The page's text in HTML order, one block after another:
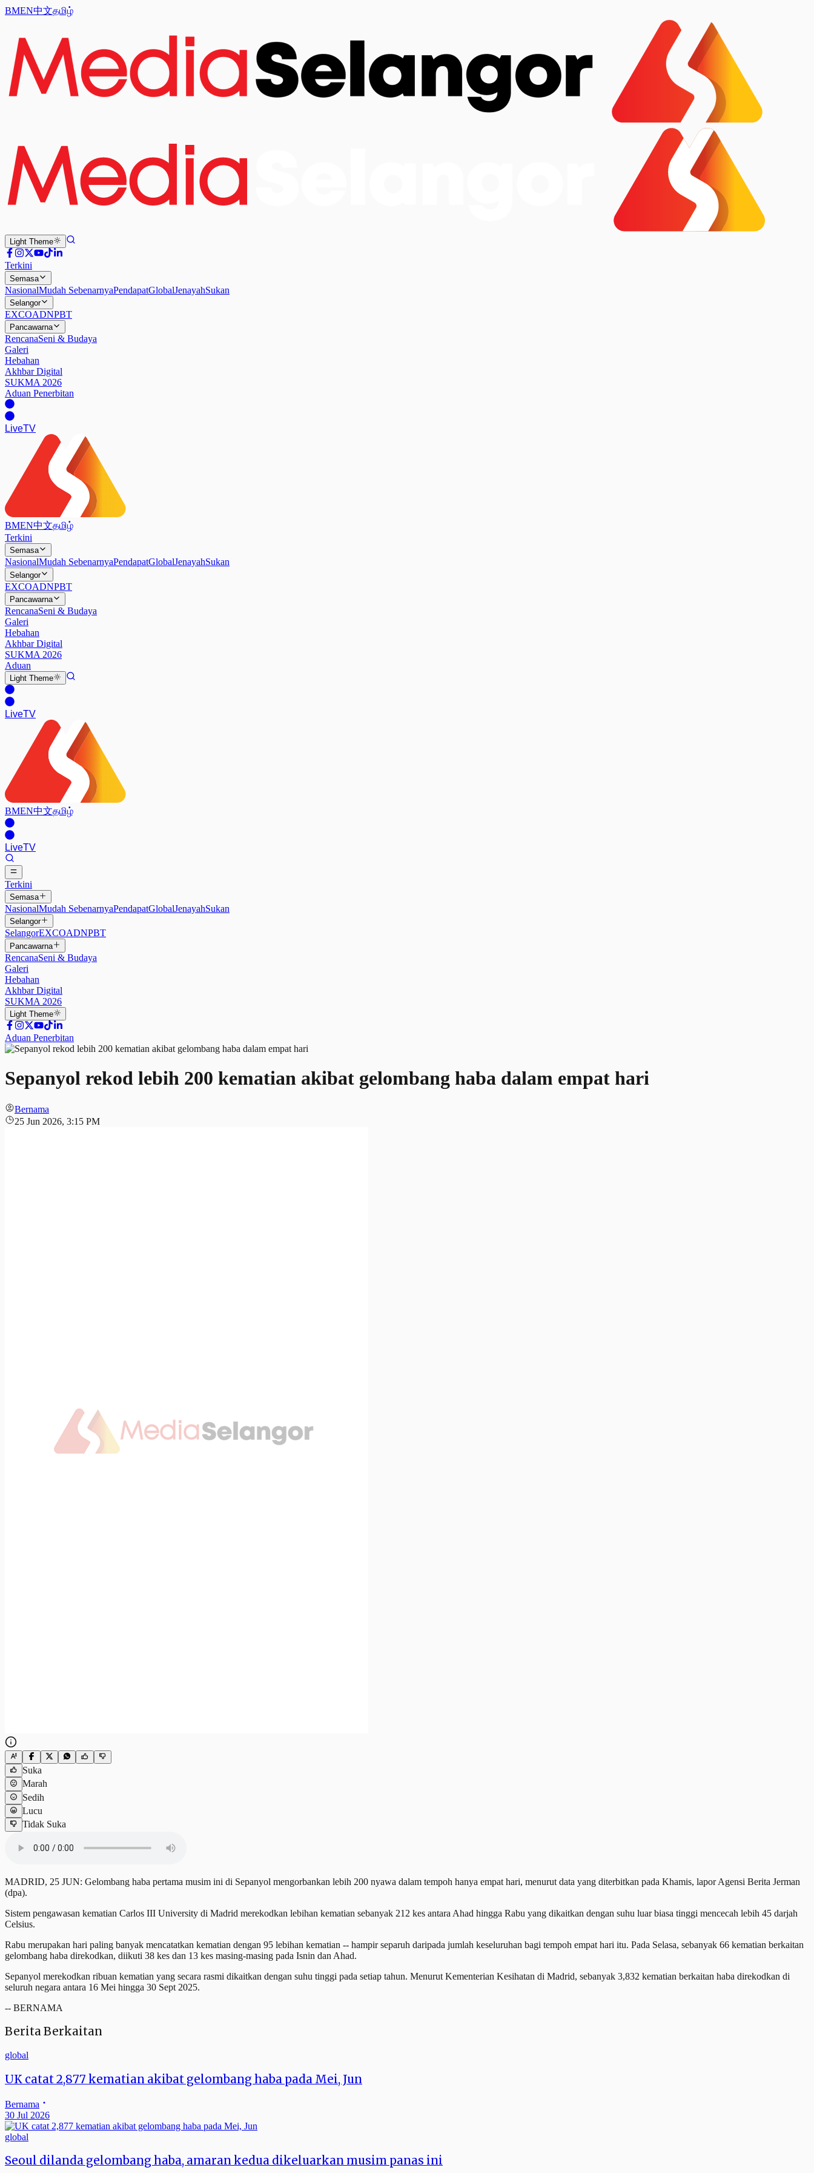
BMEN中文தமிழ்
Light Theme
Terkini
Semasa
NasionalMudah SebenarnyaPendapatGlobalJenayahSukan
Selangor
EXCOADNPBT
Pancawarna
RencanaSeni & Budaya
Galeri
Hebahan
Akhbar Digital
SUKMA 2026
Aduan Penerbitan
LiveTV
BMEN中文தமிழ்
Terkini
Semasa
NasionalMudah SebenarnyaPendapatGlobalJenayahSukan
Selangor
EXCOADNPBT
Pancawarna
RencanaSeni & Budaya
Galeri
Hebahan
Akhbar Digital
SUKMA 2026
Aduan
Light Theme
LiveTV
BMEN中文தமிழ்
LiveTV
Terkini
Semasa
NasionalMudah SebenarnyaPendapatGlobalJenayahSukan
Selangor
SelangorEXCOADNPBT
Pancawarna
RencanaSeni & Budaya
Galeri
Hebahan
Akhbar Digital
SUKMA 2026
Light Theme
Aduan Penerbitan
Sepanyol rekod lebih 200 kematian akibat gelombang haba dalam empat hari
Bernama
25 Jun 2026, 3:15 PM
Suka
Marah
Sedih
Lucu
Tidak Suka
MADRID, 25 JUN: Gelombang haba pertama musim ini di Sepanyol mengorbankan lebih 200 nyawa dalam tempoh hanya empat hari, menurut data yang diterbitkan pada Khamis, lapor Agensi Berita Jerman
(dpa).
Sistem pengawasan kematian Carlos III University di Madrid merekodkan lebihan kematian sebanyak 212 kes antara Ahad hingga Rabu yang dikaitkan dengan suhu luar biasa tinggi mencecah lebih 45 darjah
Celsius.
Rabu merupakan hari paling banyak mencatatkan kematian dengan 95 lebihan kematian -- hampir separuh daripada jumlah keseluruhan bagi tempoh empat hari itu. Pada Selasa, sebanyak 66 kematian berkaitan
gelombang haba direkodkan, diikuti 38 kes dan 13 kes masing-masing pada Isnin dan Ahad.
Sepanyol merekodkan ribuan kematian yang secara rasmi dikaitkan dengan suhu tinggi pada setiap tahun. Menurut Kementerian Kesihatan di Madrid, sebanyak 3,832 kematian berkaitan haba direkodkan di
seluruh negara antara 16 Mei hingga 30 Sept 2025.
-- BERNAMA
Berita Berkaitan
global
UK catat 2,877 kematian akibat gelombang haba pada Mei, Jun
Bernama
30 Jul 2026
global
Seoul dilanda gelombang haba, amaran kedua dikeluarkan musim panas ini